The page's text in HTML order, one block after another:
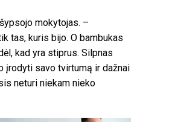
mokytojas. –
tas, kuris bijo. O bambukas
kad yra stiprus. Silpnas
įrodyti savo tvirtumą ir dažnai
neturi niekam nieko